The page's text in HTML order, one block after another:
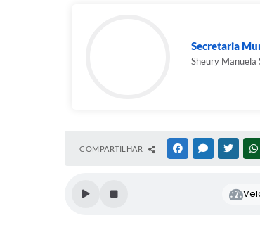
Secretaria
Sheury Manuela
COMPARTILHAR FACEBOOKMESSENGER